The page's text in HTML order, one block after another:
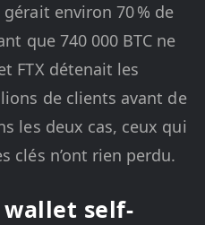
environ 70 % de
que 740 000 BTC ne
FTX détenait les
de clients avant de
les deux cas, ceux qui
clés n’ont rien perdu.
wallet self-